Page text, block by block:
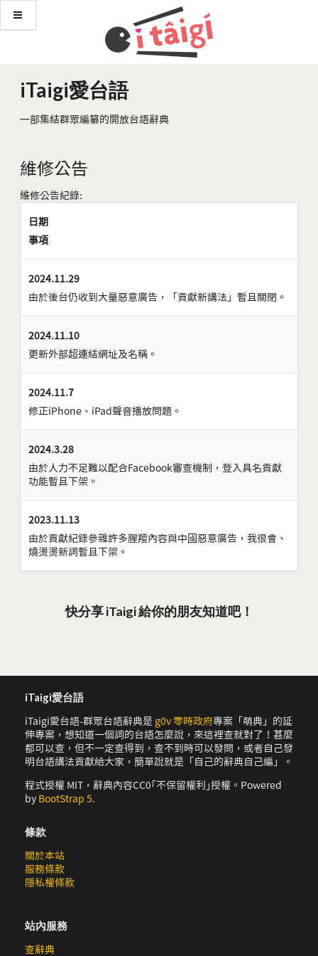
iTaigi愛台語
一部集結群眾編纂的開放台語辭典
維修公告
維修公告紀錄:
日期
事項
2024.11.29
由於後台仍收到大量惡意廣告，「貢獻新講法」暫且關閉。
2024.11.10
更新外部超連結網址及名稱。
2024.11.7
修正iPhone、iPad聲音播放問題。
2024.3.28
由於人力不足難以配合Facebook審查機制，登入具名貢獻
功能暫且下架。
2023.11.13
由於貢獻紀錄參雜許多腥羶內容與中國惡意廣告，我很會、
燒燙燙新詞暫且下架。
快分享 iTaigi 給你的朋友知道吧！
iTaigi愛台語
iTaigi愛台語-群眾台語辭典是 g0v 零時政府專案「萌典」的延
伸專案，想知道一個詞的台語怎麼說，來這裡查就對了！甚麼
都可以查，但不一定查得到，查不到時可以發問，或者自己發
明台語講法貢獻給大家，簡單說就是「自己的辭典自己編」。
程式授權 MIT，辭典內容CC0｢不保留權利｣授權。Powered
by BootStrap 5.
條款
關於本站
服務條款
隱私權條款
站內服務
查辭典